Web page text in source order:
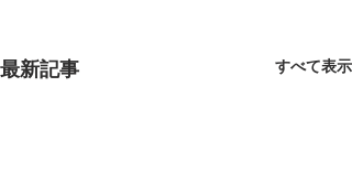
最新記事 すべて表示